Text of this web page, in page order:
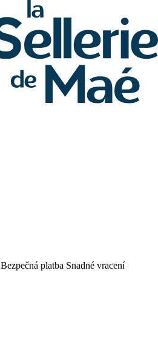
Bezpečná platba Snadné vracení